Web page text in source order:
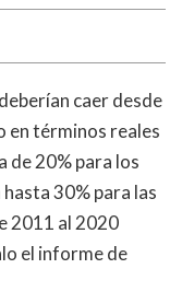
caer desde
en términos reales
de 20% para los
30% para las
2011 al 2020
el informe de